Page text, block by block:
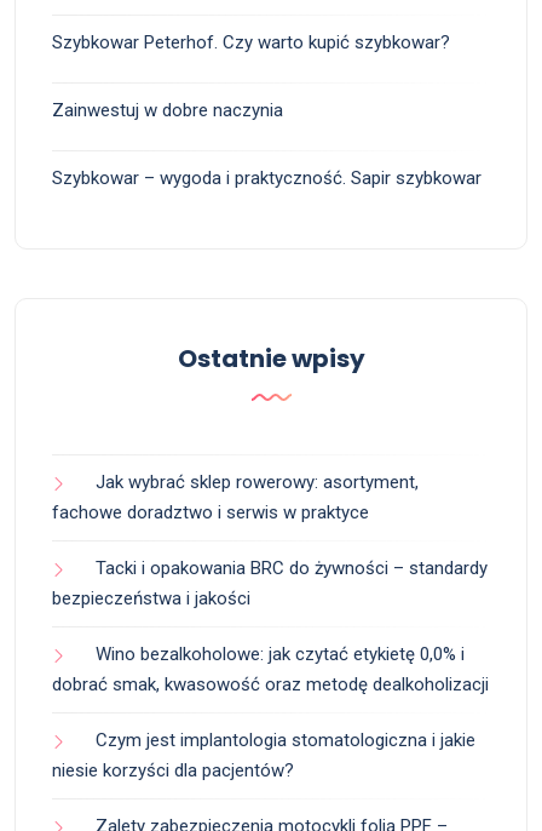
Szybkowar Peterhof. Czy warto kupić szybkowar?
Zainwestuj w dobre naczynia
Szybkowar – wygoda i praktyczność. Sapir szybkowar
Ostatnie wpisy
Jak wybrać sklep rowerowy: asortyment,
fachowe doradztwo i serwis w praktyce
Tacki i opakowania BRC do żywności – standardy
bezpieczeństwa i jakości
Wino bezalkoholowe: jak czytać etykietę 0,0% i
dobrać smak, kwasowość oraz metodę dealkoholizacji
Czym jest implantologia stomatologiczna i jakie
niesie korzyści dla pacjentów?
Zalety zabezpieczenia motocykli folią PPF –